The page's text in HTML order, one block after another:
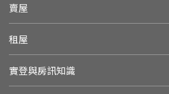
賣屋
租屋
實登與房訊知識